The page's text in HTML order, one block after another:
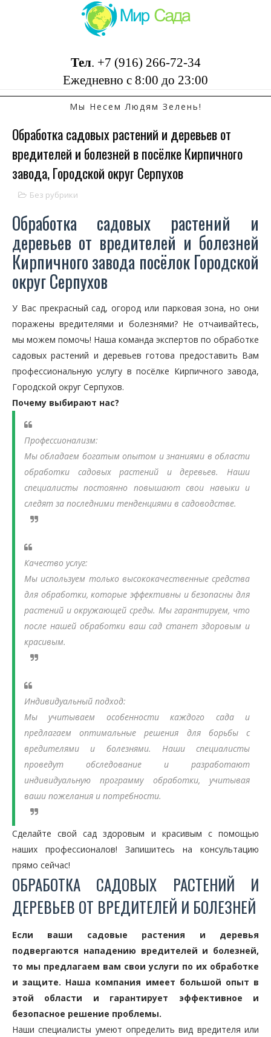
Тел. +7 (916) 266-72-34
Ежедневно с 8:00 до 23:00
Мы Несем Людям Зелень!
Обработка садовых растений и деревьев от
вредителей и болезней в посёлке Кирпичного
завода, Городской округ Серпухов
Без рубрики
Обработка садовых растений и
деревьев от вредителей и болезней
Кирпичного завода посёлок Городской
округ Серпухов
У Вас прекрасный сад, огород или парковая зона, но они
поражены вредителями и болезнями? Не отчаивайтесь,
мы можем помочь! Наша команда экспертов по обработке
садовых растений и деревьев готова предоставить Вам
профессиональную услугу в посёлке Кирпичного завода,
Городской округ Серпухов.
Почему выбирают нас?
Профессионализм:
Мы обладаем богатым опытом и знаниями в области
обработки садовых растений и деревьев. Наши
специалисты постоянно повышают свои навыки и
следят за последними тенденциями в садоводстве.
Качество услуг:
Мы используем только высококачественные средства
для обработки, которые эффективны и безопасны для
растений и окружающей среды. Мы гарантируем, что
после нашей обработки ваш сад станет здоровым и
красивым.
Индивидуальный подход:
Мы учитываем особенности каждого сада и
предлагаем оптимальные решения для борьбы с
вредителями и болезнями. Наши специалисты
проведут обследование и разработают
индивидуальную программу обработки, учитывая
ваши пожелания и потребности.
Сделайте свой сад здоровым и красивым с помощью
наших профессионалов! Запишитесь на консультацию
прямо сейчас!
ОБРАБОТКА САДОВЫХ РАСТЕНИЙ И
ДЕРЕВЬЕВ ОТ ВРЕДИТЕЛЕЙ И БОЛЕЗНЕЙ
Если ваши садовые растения и деревья
подвергаются нападению вредителей и болезней,
то мы предлагаем вам свои услуги по их обработке
и защите. Наша компания имеет большой опыт в
этой области и гарантирует эффективное и
безопасное решение проблемы.
Наши специалисты умеют определить вид вредителя или